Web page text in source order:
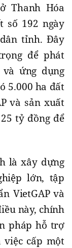
Thanh Hóa
số 192 ngày
tỉnh. Đây
để phát
ứng dụng
5.000 ha đất
và sản xuất
tỷ đồng để
là xây dựng
lớn, tập
VietGAP và
này, chính
pháp hỗ trợ
việc cấp một